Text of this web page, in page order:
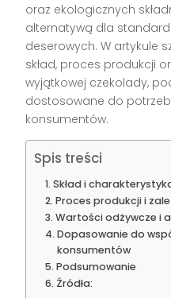
oraz ekologicznych
alternatywą dla
deserowych. W artykule
skład, proces produkcji
wyjątkowej czekolady,
dostosowane do
konsumentów.
Spis treści
Skład i
Proces produkcji i
Wartości odżywcze i
Dopasowanie do
konsumentów
Podsumowanie
Źródła: